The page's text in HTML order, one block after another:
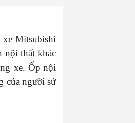
Mitsubishi
nội thất khác
xe. Ốp nội
của người sử